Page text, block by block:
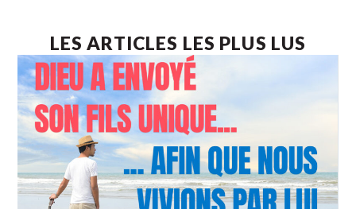
LES ARTICLES LES PLUS LUS